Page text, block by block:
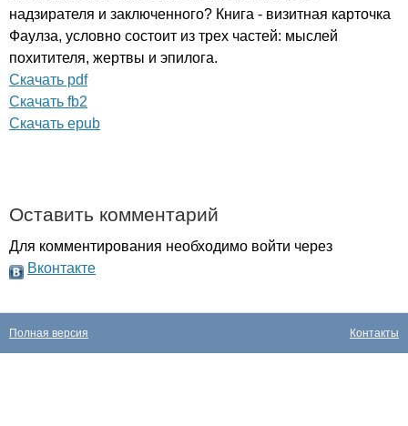
надзирателя и заключенного? Книга - визитная карточка
Фаулза, условно состоит из трех частей: мыслей
похитителя, жертвы и эпилога.
Скачать pdf
Скачать fb2
Cкачать epub
Оставить комментарий
Для комментирования необходимо войти через
Вконтакте
Контакты
Полная версия